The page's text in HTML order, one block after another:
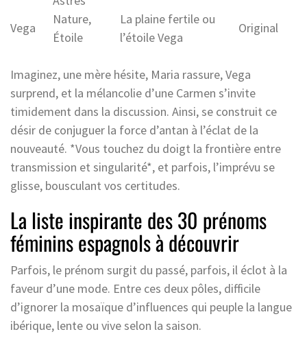
Vega
Nature,
Étoile
La plaine fertile ou
l’étoile Vega
Original
Imaginez, une mère hésite, Maria rassure, Vega
surprend, et la mélancolie d’une Carmen s’invite
timidement dans la discussion. Ainsi, se construit ce
désir de conjuguer la force d’antan à l’éclat de la
nouveauté. *Vous touchez du doigt la frontière entre
transmission et singularité*, et parfois, l’imprévu se
glisse, bousculant vos certitudes.
La liste inspirante des 30 prénoms
féminins espagnols à découvrir
Parfois, le prénom surgit du passé, parfois, il éclot à la
faveur d’une mode. Entre ces deux pôles, difficile
d’ignorer la mosaïque d’influences qui peuple la langue
ibérique, lente ou vive selon la saison.